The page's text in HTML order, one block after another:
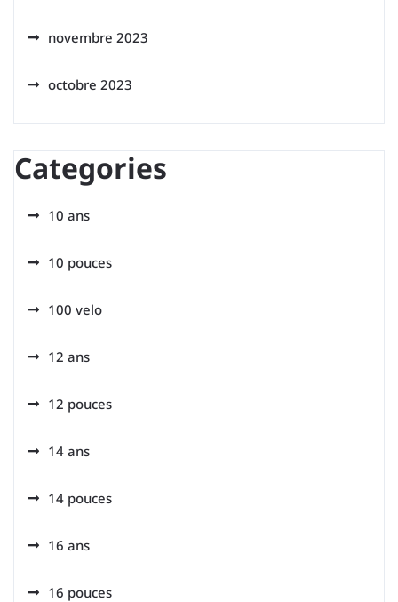
novembre 2023
octobre 2023
Categories
10 ans
10 pouces
100 velo
12 ans
12 pouces
14 ans
14 pouces
16 ans
16 pouces